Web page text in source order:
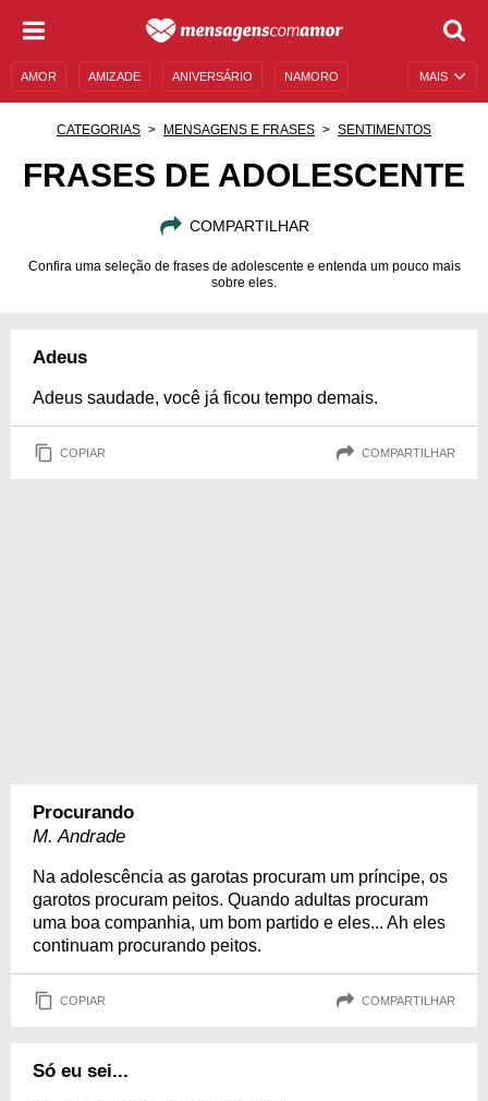
MAIS
AMOR AMIZADE ANIVERSÁRIO NAMORO
CATEGORIAS MENSAGENS E FRASES SENTIMENTOS
FRASES DE ADOLESCENTE
COMPARTILHAR
Confira uma seleção de frases de adolescente e entenda um pouco mais
sobre eles.
Adeus
Adeus saudade, você já ficou tempo demais.
COPIAR COMPARTILHAR
Procurando
M. Andrade
Na adolescência as garotas procuram um príncipe, os
garotos procuram peitos. Quando adultas procuram
uma boa companhia, um bom partido e eles... Ah eles
continuam procurando peitos.
COPIAR COMPARTILHAR
Só eu sei...